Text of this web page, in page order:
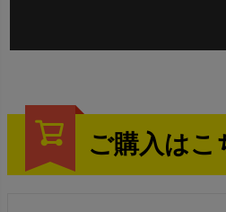
ご購入はこ